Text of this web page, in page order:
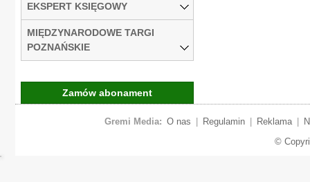
EKSPERT KSIĘGOWY
MIĘDZYNARODOWE TARGI
POZNAŃSKIE
Zamów abonament
Gremi Media: O nas Regulamin Reklama
©